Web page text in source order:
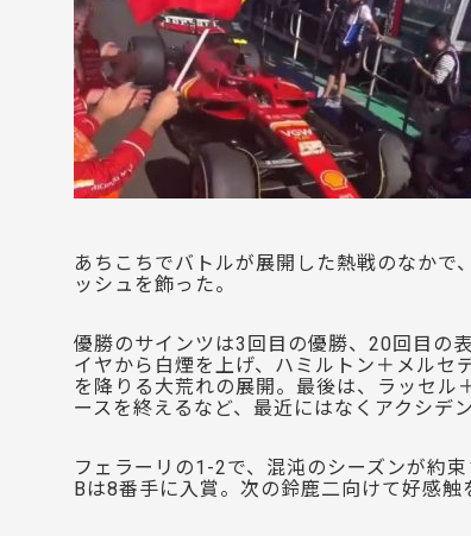
あちこちでバトルが展開した熱戦のなか
ッシュを飾った。
優勝のサインツは3回目の優勝、20回目の
イヤから白煙を上げ、ハミルトン＋メルセ
を降りる大荒れの展開。最後は、ラッセル
ースを終えるなど、最近にはなくアクシデ
フェラーリの1-2で、混沌のシーズンが約
Bは8番手に入賞。次の鈴鹿二向けて好感触